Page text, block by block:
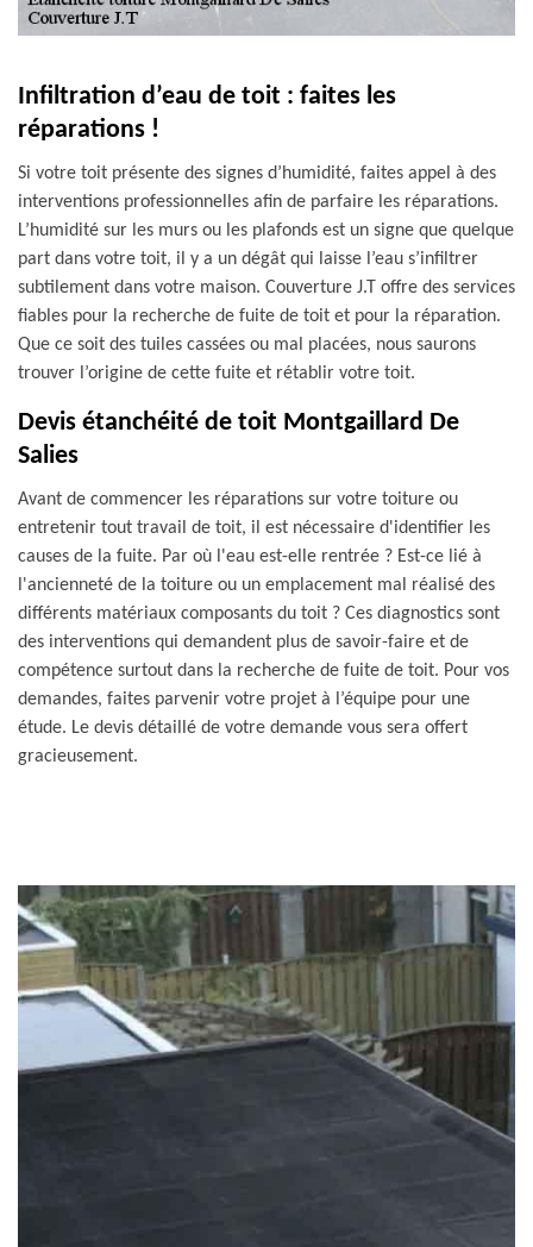
Infiltration d’eau de toit : faites les
réparations !
Si votre toit présente des signes d’humidité, faites appel à des
interventions professionnelles afin de parfaire les réparations.
L’humidité sur les murs ou les plafonds est un signe que quelque
part dans votre toit, il y a un dégât qui laisse l’eau s’infiltrer
subtilement dans votre maison. Couverture J.T offre des services
fiables pour la recherche de fuite de toit et pour la réparation.
Que ce soit des tuiles cassées ou mal placées, nous saurons
trouver l’origine de cette fuite et rétablir votre toit.
Devis étanchéité de toit Montgaillard De
Salies
Avant de commencer les réparations sur votre toiture ou
entretenir tout travail de toit, il est nécessaire d'identifier les
causes de la fuite. Par où l'eau est-elle rentrée ? Est-ce lié à
l'ancienneté de la toiture ou un emplacement mal réalisé des
différents matériaux composants du toit ? Ces diagnostics sont
des interventions qui demandent plus de savoir-faire et de
compétence surtout dans la recherche de fuite de toit. Pour vos
demandes, faites parvenir votre projet à l’équipe pour une
étude. Le devis détaillé de votre demande vous sera offert
gracieusement.